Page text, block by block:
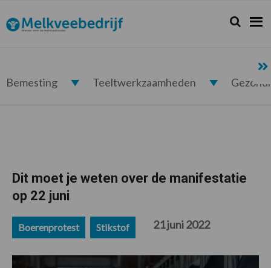
de
hoofdnavigatie
de
hoofd
de
eerste
de
voettekst
Melkveebedrijf.nl Zoeken...
Zoek
Bemesting Teeltwerkzaamheden
Dit moet je weten over de manifestatie
op 22 juni
Boerenprotest Stikstof 21 juni 2022